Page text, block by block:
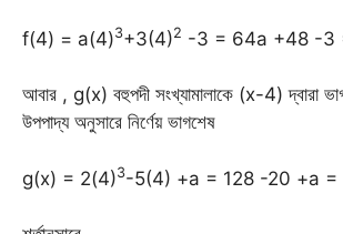
f(4) = a(4)3+3(4)2 -3 = 64a +48 -3
আবার , g(x) বহুপদী সংখ্যামালাকে (x-4) দ্বারা
উপপাদ্য অনুসারে নির্ণেয় ভাগশেষ
g(x) = 2(4)3-5(4) +a = 128 -20 +a =